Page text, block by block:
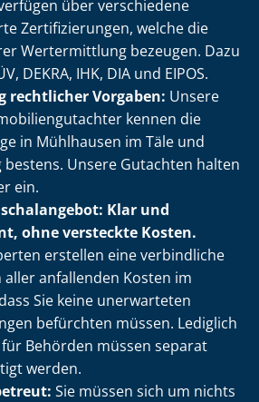
über verschiedene
Zer­ti­fi­zie­run­gen, welche die
Wertermittlung bezeugen. Dazu
DEKRA, IHK, DIA und EIPOS.
rechtlicher Vorgaben: Unsere
kennen die
in Mühlhausen im Täle und
bestens. Unsere Gutachten halten
ein.
Klar und
ohne versteckte Kosten.
erstellen eine verbindliche
aller anfallenden Kosten im
Sie keine unerwarteten
befürchten müssen. Lediglich
Behörden müssen separat
werden.
Sie müssen sich um nichts